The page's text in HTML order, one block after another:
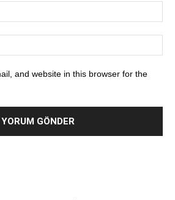
and website in this browser for the